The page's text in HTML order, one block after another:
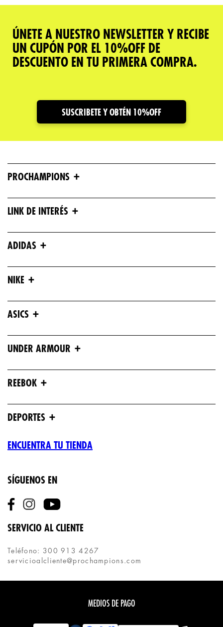
ÚNETE A NUESTRO NEWSLETTER Y RECIBE
UN CUPÓN POR EL 10%OFF DE
DESCUENTO EN TU PRIMERA COMPRA.
SUSCRIBETE Y OBTÉN 10%OFF
PROCHAMPIONS +
LINK DE INTERÉS +
ADIDAS +
NIKE +
ASICS +
UNDER ARMOUR +
REEBOK +
DEPORTES +
ENCUENTRA TU TIENDA
SÍGUENOS EN
SERVICIO AL CLIENTE
Teléfono: 300 913 4267
servicioalcliente@prochampions.com
MEDIOS DE PAGO